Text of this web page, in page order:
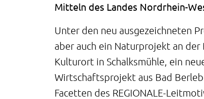
Mitteln des Landes Nordrhein-
Unter den neu ausgezeichneten
aber auch ein Naturprojekt an
Kulturort in Schalksmühle, ein
Wirtschaftsprojekt aus Bad
Facetten des REGIONALE-